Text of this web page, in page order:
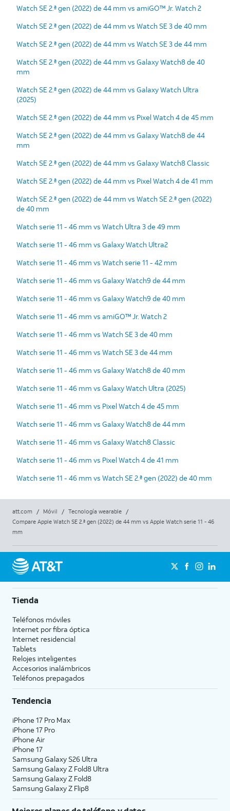
Watch SE 2.ª gen (2022) de 44 mm vs amiGO™ Jr. Watch 2
Watch SE 2.ª gen (2022) de 44 mm vs Watch SE 3 de 40 mm
Watch SE 2.ª gen (2022) de 44 mm vs Watch SE 3 de 44 mm
Watch SE 2.ª gen (2022) de 44 mm vs Galaxy Watch8 de 40
mm
Watch SE 2.ª gen (2022) de 44 mm vs Galaxy Watch Ultra
(2025)
Watch SE 2.ª gen (2022) de 44 mm vs Pixel Watch 4 de 45 mm
Watch SE 2.ª gen (2022) de 44 mm vs Galaxy Watch8 de 44
mm
Watch SE 2.ª gen (2022) de 44 mm vs Galaxy Watch8 Classic
Watch SE 2.ª gen (2022) de 44 mm vs Pixel Watch 4 de 41 mm
Watch SE 2.ª gen (2022) de 44 mm vs Watch SE 2.ª gen (2022)
de 40 mm
Watch serie 11 - 46 mm vs Watch Ultra 3 de 49 mm
Watch serie 11 - 46 mm vs Galaxy Watch Ultra2
Watch serie 11 - 46 mm vs Watch serie 11 - 42 mm
Watch serie 11 - 46 mm vs Galaxy Watch9 de 44 mm
Watch serie 11 - 46 mm vs Galaxy Watch9 de 40 mm
Watch serie 11 - 46 mm vs amiGO™ Jr. Watch 2
Watch serie 11 - 46 mm vs Watch SE 3 de 40 mm
Watch serie 11 - 46 mm vs Watch SE 3 de 44 mm
Watch serie 11 - 46 mm vs Galaxy Watch8 de 40 mm
Watch serie 11 - 46 mm vs Galaxy Watch Ultra (2025)
Watch serie 11 - 46 mm vs Pixel Watch 4 de 45 mm
Watch serie 11 - 46 mm vs Galaxy Watch8 de 44 mm
Watch serie 11 - 46 mm vs Galaxy Watch8 Classic
Watch serie 11 - 46 mm vs Pixel Watch 4 de 41 mm
Watch serie 11 - 46 mm vs Watch SE 2.ª gen (2022) de 40 mm
att.com / Móvil / Tecnología wearable
/
Compare Apple Watch SE 2.ª gen (2022) de 44 mm vs Apple Watch serie 11 - 46
mm
Tienda
Teléfonos móviles
Internet por fibra óptica
Internet residencial
Tablets
Relojes inteligentes
Accesorios inalámbricos
Teléfonos prepagados
Tendencia
iPhone 17 Pro Max
iPhone 17 Pro
iPhone Air
iPhone 17
Samsung Galaxy S26 Ultra
Samsung Galaxy Z Fold8 Ultra
Samsung Galaxy Z Fold8
Samsung Galaxy Z Flip8